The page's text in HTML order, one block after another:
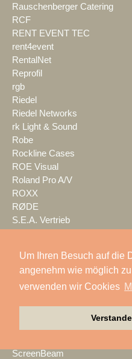
Um Ihren Besuch auf die
angenehm wie möglich
verwenden wir Cookies
Rauschenberger Catering
RCF
RENT EVENT TEC
rent4event
RentalNet
Reprofil
rgb
Riedel
Riedel Networks
rk Light & Sound
Robe
Rockline Cases
ROE Visual
Roland Pro A/V
ROXX
RØDE
S.E.A. Vertrieb
satis&fy
SCHACHZUG
Schallwerk Audiotechnik
Schnick-Schnack-Systems
ScreenBeam